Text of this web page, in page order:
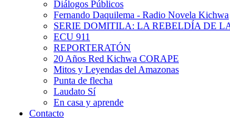
Diálogos Públicos
Fernando Daquilema - Radio Novela Kichwa
SERIE DOMITILA: LA REBELDÍA DE
ECU 911
REPORTERATÓN
20 Años Red Kichwa CORAPE
Mitos y Leyendas del Amazonas
Punta de flecha
Laudato Sí
En casa y aprende
Contacto